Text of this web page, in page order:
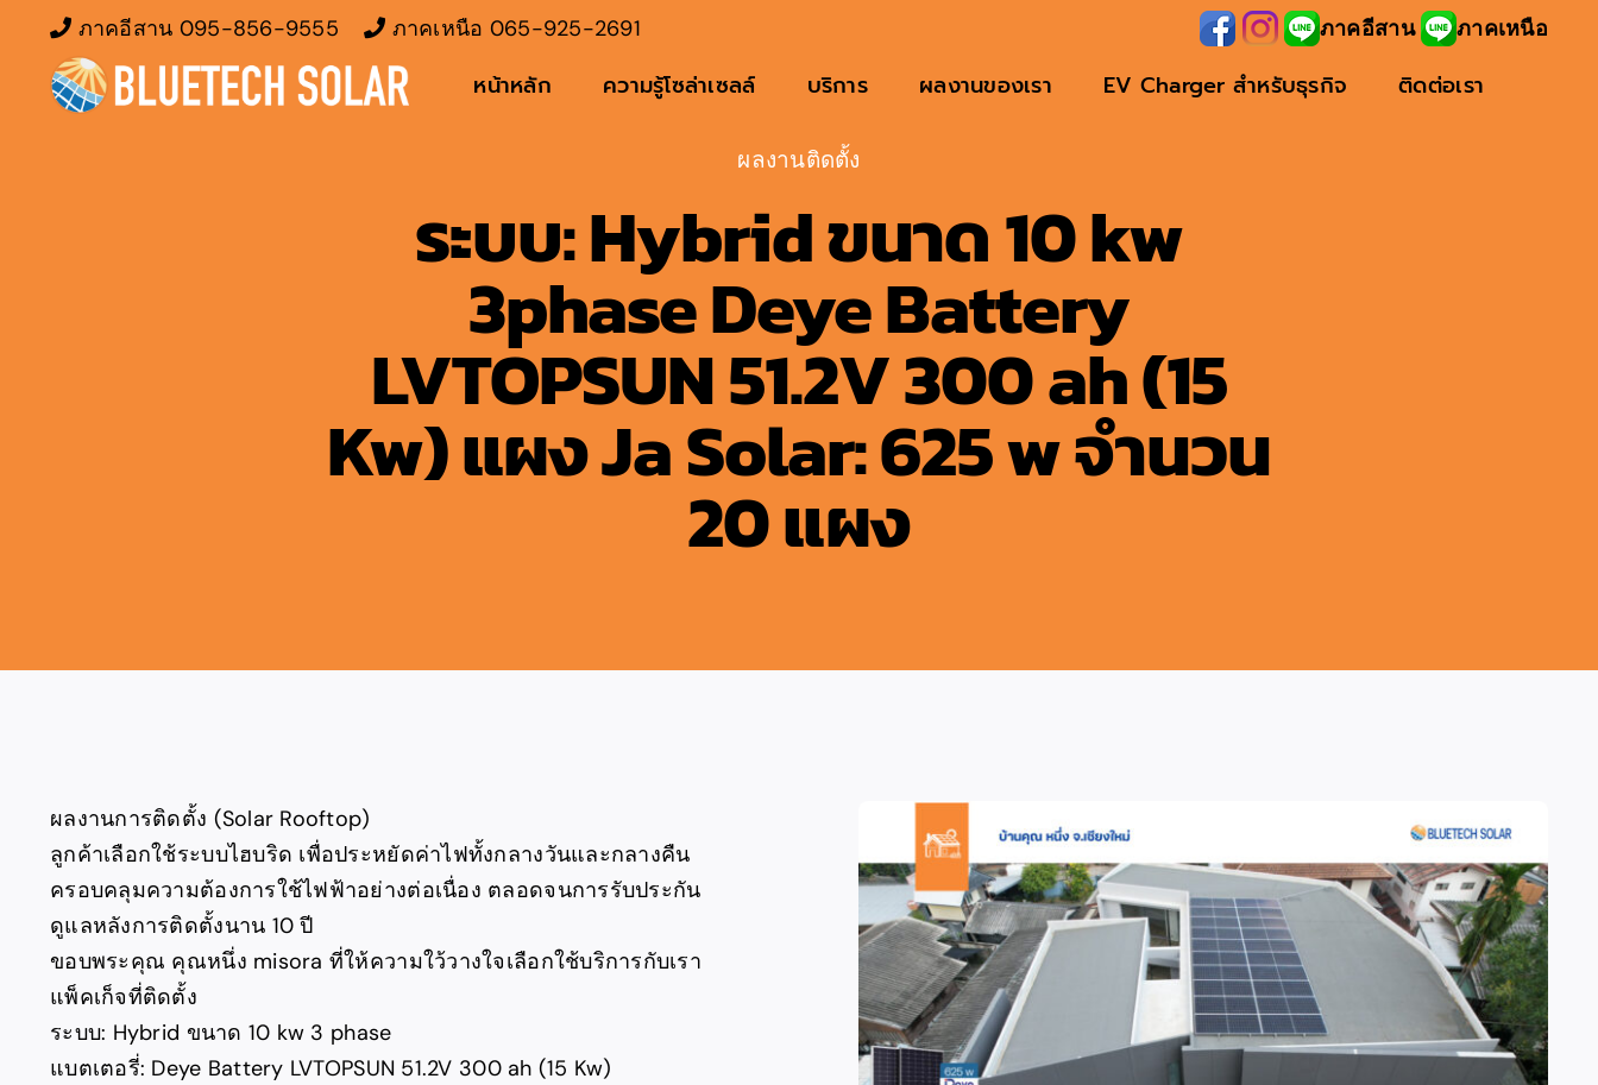
content
ภาคอีสาน 095-856-9555 ภาคเหนือ 065-925-2691 ภาคอีสาน ภาคเหนือ
หน้าหลัก ความรู้โซล่าเซลล์ บริการ ผลงานของเรา EV Charger สำหรับธุรกิจ ติดต่อเรา
ผลงานติดตั้ง
ระบบ: Hybrid ขนาด 10 kw
3phase Deye Battery
LVTOPSUN 51.2V 300 ah (15
Kw) แผง Ja Solar: 625 w จำนวน
20 แผง
ผลงานการติดตั้ง (Solar Rooftop)
ลูกค้าเลือกใช้ระบบไฮบริด เพื่อประหยัดค่าไฟทั้งกลางวันและกลางคืน
ครอบคลุมความต้องการใช้ไฟฟ้าอย่างต่อเนื่อง ตลอดจนการรับประกัน
ดูแลหลังการติดตั้งนาน 10 ปี
ขอบพระคุณ คุณหนึ่ง misora ที่ให้ความใว้วางใจเลือกใช้บริการกับเรา
แพ็คเก็จที่ติดตั้ง
ระบบ: Hybrid ขนาด 10 kw 3 phase
แบตเตอรี่: Deye Battery LVTOPSUN 51.2V 300 ah (15 Kw)